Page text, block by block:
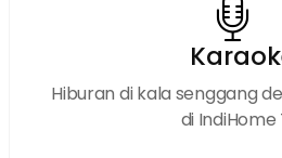
Hiburan di kala senggang
di IndiHome